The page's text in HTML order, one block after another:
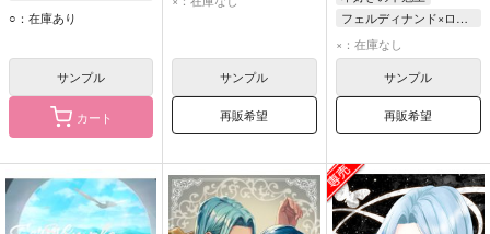
ローゼマイン
○：在庫あり
サンプル
カート
サンプル
再販希望
フェルディナンド×ローゼマイン
フェルディナンド
ローゼマイン
×：在庫なし
サンプル
再販希望